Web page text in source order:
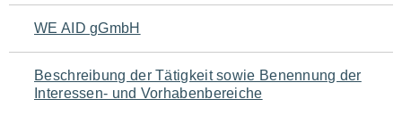
Navigation
für
den
WE AID gGmbH
Beschreibung der Tätigkeit sowie Benennung der
Interessen- und Vorhabenbereiche